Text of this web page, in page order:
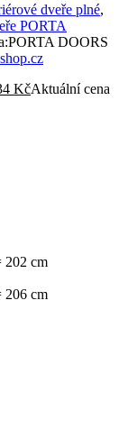
dveře plné,
PORTA
PORTA DOORS
KčAktuální cena
202 cm
206 cm